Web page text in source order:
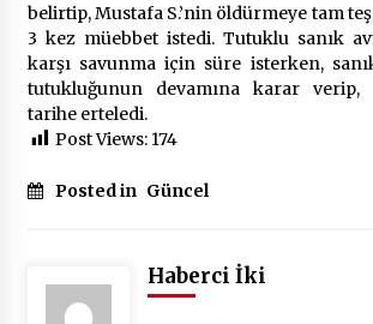
belirtip, Mustafa S.’nin öldürmeye tam
3 kez müebbet istedi. Tutuklu sanık
karşı savunma için süre isterken,
tutukluğunun devamına karar verip,
tarihe erteledi.
Post Views: 174
Posted in Güncel
Haberci İki